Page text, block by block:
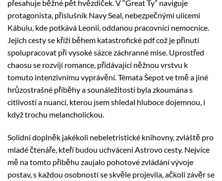
přesahuje běžné pět hvězdiček. V “Great Ty” naviguje
protagonista, příslušník Navy Seal, nebezpečnými ulicemi
Kábulu, kde potkává Leonii, oddanou pracovníci nemocnice.
Jejich cesty se kříží během katastrofické pdf což je přinutí
spolupracovat při vysoké sázce záchranné mise. Uprostřed
chaosu se rozvíjí romance, přidávající něžnou vrstvu k
tomuto intenzivnímu vyprávění. Témata Šepot ve tmě a jiné
hrůzostrašné příběhy a sounáležitosti byla zkoumána s
citlivostí a nuancí, kterou jsem shledal hluboce dojemnou, i
když trochu melancholickou.
Solidní doplněk jakékoli nebeletristické knihovny, zvláště pro
mladé čtenáře, kteří budou uchváceni Astrovo cesty. Nejvíce
mě na tomto příběhu zaujalo pohotové zvládání vývoje
postav, s každou osobností se skvěle projevila, ačkoli závěr se